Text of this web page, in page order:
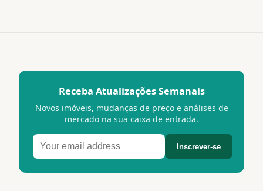
Receba Atualizações Semanais
Novos imóveis, mudanças de preço e análises de
mercado na sua caixa de entrada.
Inscrever-se